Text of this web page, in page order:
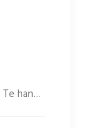
Te han…